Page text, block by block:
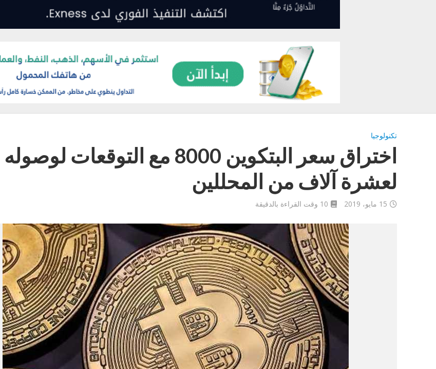
تكنولوجيا
اختراق سعر البتكوين 8000 مع التوقعات لوصوله
لعشرة آلاف من المحللين
15 مايو، 2019 10 وقت القراءة بالدقيقة